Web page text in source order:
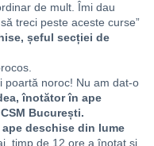
de mult. Îmi dau
treci peste aceste curse”
șeful secției de
poartă noroc! Nu am dat-o
înotător în ape
București.
deschise din lume
timp de 12 ore a înotat și